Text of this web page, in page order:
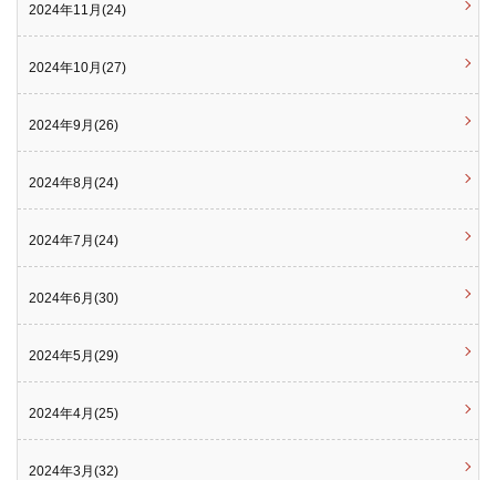
2024年11月(24)
2024年10月(27)
2024年9月(26)
2024年8月(24)
2024年7月(24)
2024年6月(30)
2024年5月(29)
2024年4月(25)
2024年3月(32)